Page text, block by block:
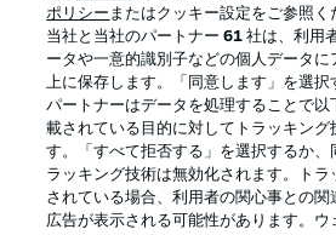
プライバシー・ポリシー 優
ポリシー またはクッキー設定をご参照く
当社と当社のパートナー61 社は、利用
ータや一意的識別子などの個人データに
上に保存します。「同意します」を選択
パートナーはデータを処理することで以
載されている目的に対してトラッキング
す。「すべて拒否する」を選択するか、
ラッキング技術は無効化されます。ト
されている場合、利用者の関心事との
広告が表示される可能性があります。ウ